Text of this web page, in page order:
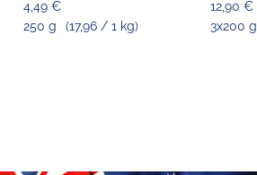
4,49 €
250 g
(17,96 / 1 kg)
12,90 €
3x200 g